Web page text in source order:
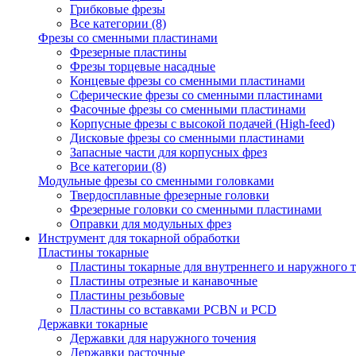
Грибковые фрезы
Все категории (8)
Фрезы со сменными пластинами
Фрезерные пластины
Фрезы торцевые насадные
Концевые фрезы со сменными пластинами
Сферические фрезы со сменными пластинами
Фасочные фрезы со сменными пластинами
Корпусные фрезы с высокой подачей (High-feed)
Дисковые фрезы со сменными пластинами
Запасные части для корпусных фрез
Все категории (8)
Модульные фрезы со сменными головками
Твердосплавные фрезерные головки
Фрезерные головки со сменными пластинами
Оправки для модульных фрез
Инструмент для токарной обработки
Пластины токарные
Пластины токарные для внутреннего и наружного
Пластины отрезные и канавочные
Пластины резьбовые
Пластины со вставками PCBN и PCD
Державки токарные
Державки для наружного точения
Державки расточные